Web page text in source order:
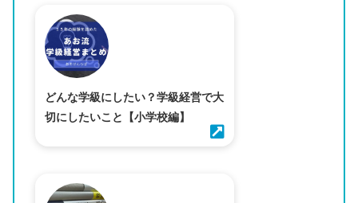
どんな学級にしたい？学級経営で大
切にしたいこと【小学校編】